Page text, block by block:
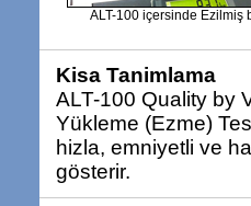
ALT-100 içersinde Ezilmiş
Kisa Tanimlama
ALT-100 Quality by
Yükleme (Ezme)
hizla, emniyetli ve
gösterir.